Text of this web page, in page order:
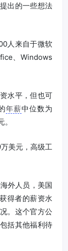
出的一些想法
人来自于微软
、Windows
水平，但也可
年薪中位数为
美元，高级工
外人员，美国
获得者的薪资水
。这个官方公
括其他福利待